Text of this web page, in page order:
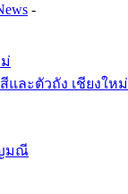
-
ละตัวถัง เชียงใหม่
ญมณี